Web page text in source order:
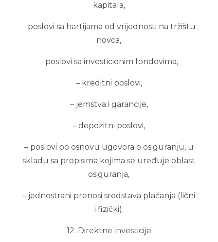
kapitala,
– poslovi sa hartijama od vrijednosti na tržištu
novca,
– poslovi sa investicionim fondovima,
– kreditni poslovi,
– jemstva i garancije,
– depozitni poslovi,
– poslovi po osnovu ugovora o osiguranju, u
skladu sa propisima kojima se uređuje oblast
osiguranja,
– jednostrani prenosi sredstava plaćanja (lični
i fizički).
12. Direktne investicije